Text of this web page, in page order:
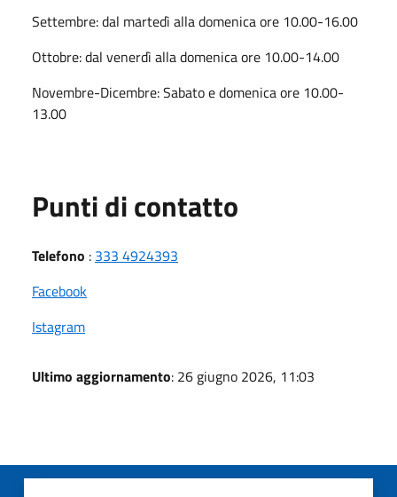
Settembre: dal martedì alla domenica ore 10.00-16.00
Ottobre: dal venerdì alla domenica ore 10.00-14.00
Novembre-Dicembre: Sabato e domenica ore 10.00-
13.00
Punti di contatto
Telefono : 333 4924393
Facebook
Istagram
Ultimo aggiornamento: 26 giugno 2026, 11:03